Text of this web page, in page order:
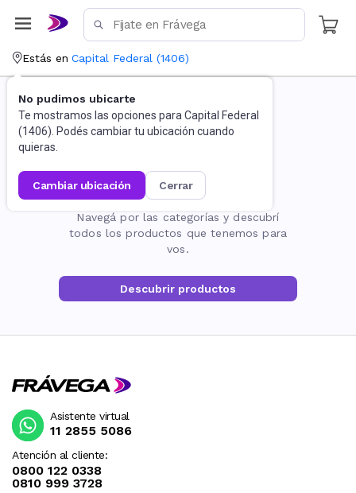
Estás en Capital Federal (1406)
No pudimos ubicarte
Te mostramos las opciones para Capital Federal
(1406). Podés cambiar tu ubicación cuando
quieras.
cambiar ubicación cerrar
La página no existe
Navegá por las categorías y descubrí
todos los productos que tenemos para
vos.
Descubrir productos
Atención al cliente:
0800 122 0338
0810 999 3728
Asistente virtual
11 2855 5086